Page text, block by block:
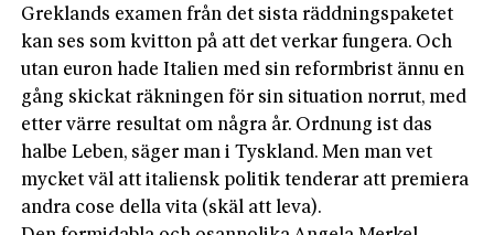
Greklands examen från det sista räddningspaketet
kan ses som kvitton på att det verkar fungera. Och
utan euron hade Italien med sin reformbrist ännu en
gång skickat räkningen för sin situation norrut, med
etter värre resultat om några år. Ordnung ist das
halbe Leben, säger man i Tyskland. Men man vet
mycket väl att italiensk politik tenderar att premiera
andra cose della vita (skäl att leva).